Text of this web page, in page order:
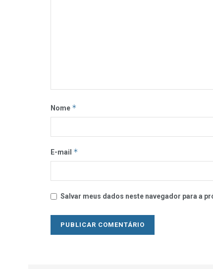
Nome *
E-mail *
Salvar meus dados neste navegador para a